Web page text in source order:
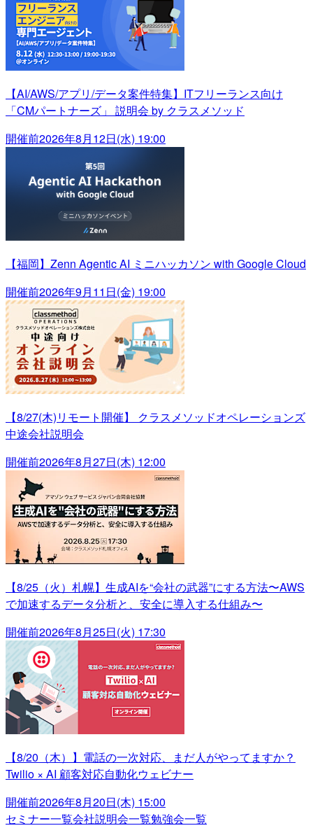
【AI/AWS/アプリ/データ案件特集】ITフリーランス向け
「CMパートナーズ」 説明会 by クラスメソッド
開催前2026年8月12日(水) 19:00
【福岡】Zenn Agentic AI ミニハッカソン with Google Cloud
開催前2026年9月11日(金) 19:00
【8/27(木)リモート開催】 クラスメソッドオペレーションズ
中途会社説明会
開催前2026年8月27日(木) 12:00
【8/25（火）札幌】生成AIを“会社の武器”にする方法〜AWS
で加速するデータ分析と、安全に導入する仕組み〜
開催前2026年8月25日(火) 17:30
【8/20（木）】電話の一次対応、まだ人がやってますか？
Twilio × AI 顧客対応自動化ウェビナー
開催前2026年8月20日(木) 15:00
セミナー一覧会社説明会一覧勉強会一覧